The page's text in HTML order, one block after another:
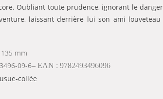
Oubliant toute prudence, ignorant le
laissant derrière lui son ami
mm
09-6– EAN : 9782493496096
collée